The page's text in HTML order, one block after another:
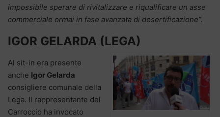
impossibile sperare di rivitalizzare e riqualificare un asse
commerciale ormai in fase avanzata di desertificazione”.
IGOR GELARDA (LEGA)
Al sit-in era presente
anche Igor Gelarda
consigliere comunale della
Lega. Il rappresentante del
Carroccio ha invocato